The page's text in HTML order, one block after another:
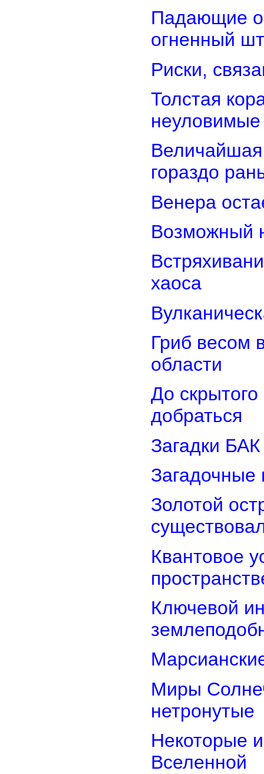
Падающие
огненный
Риски,
Толстая
Величайшая
гораздо
Венера
Возможный
хаоса
Гриб весом
области
До
добраться
Загадки
Загадочные
Золотой
Квантовое
Ключевой
Миры
нетронутые
Некоторые
Вселенной